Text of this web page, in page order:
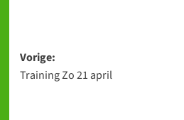
Bericht
navigatie
Vorige:
Training Zo 21 april